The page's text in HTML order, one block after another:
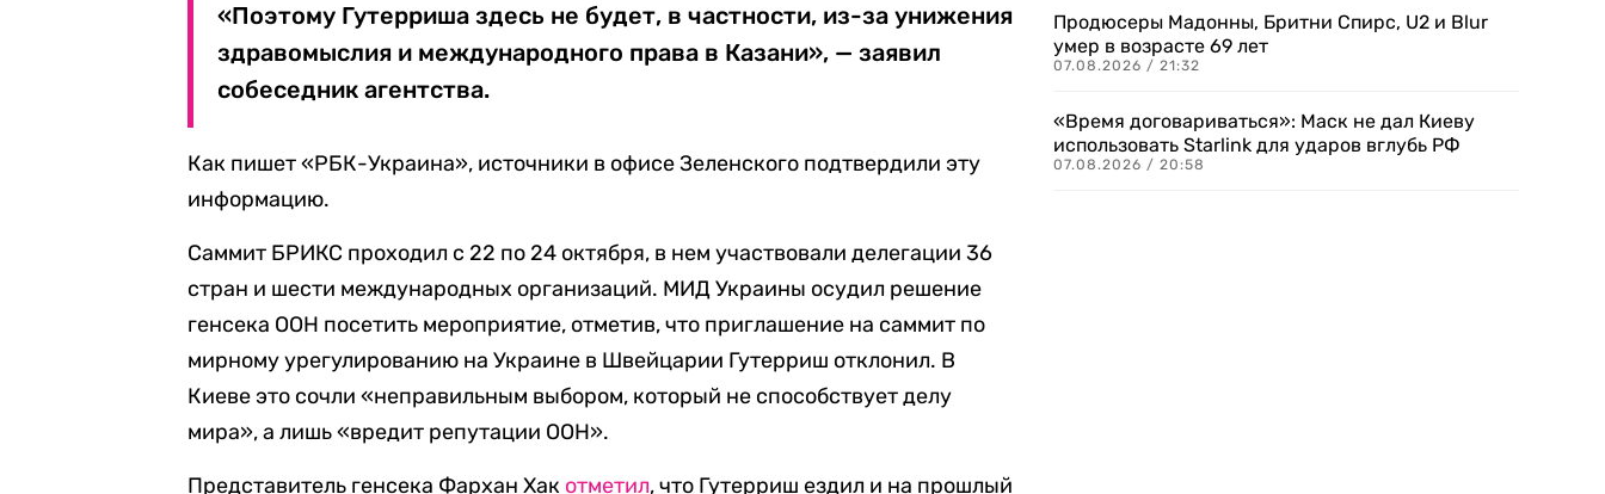
«Поэтому Гутерриша здесь не будет, в частности, из-за унижения
здравомыслия и международного права в Казани», — заявил
собеседник агентства.
Как пишет «РБК-Украина», источники в офисе Зеленского подтвердили эту
информацию.
Саммит БРИКС проходил с 22 по 24 октября, в нем участвовали делегации 36
стран и шести международных организаций. МИД Украины осудил решение
генсека ООН посетить мероприятие, отметив, что приглашение на саммит по
мирному урегулированию на Украине в Швейцарии Гутерриш отклонил. В
Киеве это сочли «неправильным выбором, который не способствует делу
мира», а лишь «вредит репутации ООН».
Представитель генсека Фархан Хак отметил, что Гутерриш ездил и на прошлый
Продюсеры Мадонны, Бритни Спирс, U2 и Blur
умер в возрасте 69 лет
07.08.2026 / 21:32
«Время договариваться»: Маск не дал Киеву
использовать Starlink для ударов вглубь РФ
07.08.2026 / 20:58